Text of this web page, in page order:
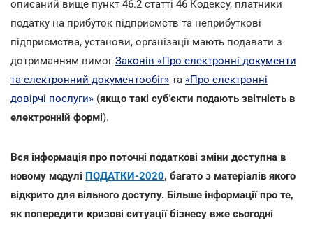
описаний вище пункт 46.2 статті 46 Кодексу, платники
податку на прибуток підприємств та неприбуткові
підприємства, установи, організації мають подавати з
дотриманням вимогЗаконів «Про електронні документи
та електронний документообіг» та «Про електронні
довірчі послуги» (якщо такі суб'єкти подають звітність в
електронній формі).
Вся інформація про поточні податкові зміни доступна в
новому модулі ПОДАТКИ-2020, багато з матеріалів якого
відкрито для вільного доступу. Більше інформації про те,
як попередити кризові ситуації бізнесу вже сьогодні